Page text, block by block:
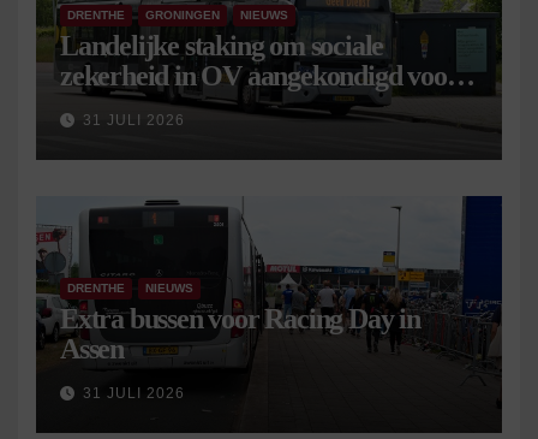
DRENTHE GRONINGEN NIEUWS
Landelijke staking om sociale
zekerheid in OV aangekondigd voor 9
september
31 JULI 2026
DRENTHE NIEUWS
Extra bussen voor Racing Day in
Assen
31 JULI 2026